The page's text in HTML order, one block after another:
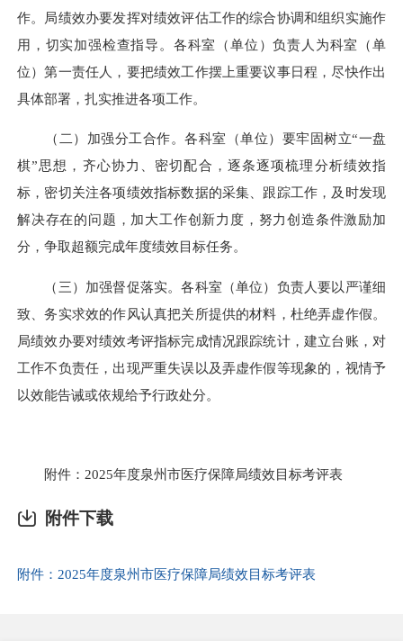
作。局绩效办要发挥对绩效评估工作的综合协调和组织实施作
用，切实加强检查指导。各科室（单位）负责人为科室（单
位）第一责任人，要把绩效工作摆上重要议事日程，尽快作出
具体部署，扎实推进各项工作。
（二）加强分工合作。各科室（单位）要牢固树立“一盘
棋”思想，齐心协力、密切配合，逐条逐项梳理分析绩效指
标，密切关注各项绩效指标数据的采集、跟踪工作，及时发现
解决存在的问题，加大工作创新力度，努力创造条件激励加
分，争取超额完成年度绩效目标任务。
（三）加强督促落实。各科室（单位）负责人要以严谨细
致、务实求效的作风认真把关所提供的材料，杜绝弄虚作假。
局绩效办要对绩效考评指标完成情况跟踪统计，建立台账，对
工作不负责任，出现严重失误以及弄虚作假等现象的，视情予
以效能告诫或依规给予行政处分。
附件：2025年度泉州市医疗保障局绩效目标考评表
附件下载
附件：2025年度泉州市医疗保障局绩效目标考评表